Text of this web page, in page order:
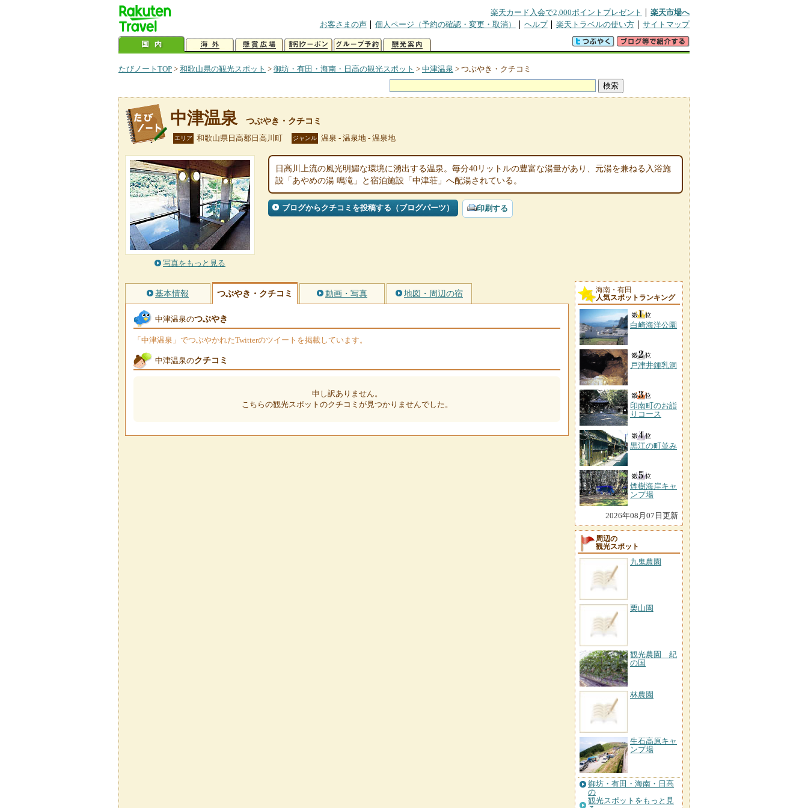
楽天カード入会で2,000ポイントプレゼント
楽天市場へ
お客さまの声
個人ページ（予約の確認・変更・取消） ヘルプ 楽天トラベルの使い方 サイトマップ
たびノートTOP > 和歌山県の観光スポット > 御坊・有田・海南・日高の観光スポット > 中津温泉 > つぶやき・クチコミ
中津温泉 つぶやき・クチコミ
エリア 和歌山県日高郡日高川町 ジャンル 温泉 - 温泉地 - 温泉地
写真をもっと見る
日高川上流の風光明媚な環境に湧出する温泉。毎分40リットルの豊富な湯量があり、元湯を兼ねる入浴施
設「あやめの湯 鳴滝」と宿泊施設「中津荘」へ配湯されている。
ブログからクチコミを投稿する（ブログパーツ） 印刷する
基本情報 つぶやき・クチコミ 動画・写真 地図・周辺の宿
中津温泉のつぶやき
「中津温泉」でつぶやかれたTwitterのツイートを掲載しています。
中津温泉のクチコミ
申し訳ありません。
こちらの観光スポットのクチコミが見つかりませんでした。
海南・有田
人気スポットランキング
白崎海洋公園
戸津井鍾乳洞
印南町のお詣
りコース
黒江の町並み
煙樹海岸キャ
ンプ場
2026年08月07日更新
周辺の
観光スポット
九鬼農園
栗山園
観光農園 紀
の国
林農園
生石高原キャ
ンプ場
御坊・有田・海南・日高
の
観光スポットをもっと見